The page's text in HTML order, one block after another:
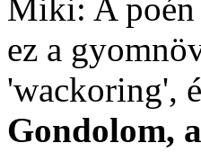
Miki: A poén
ez a
'wackoring',
Gondolom,